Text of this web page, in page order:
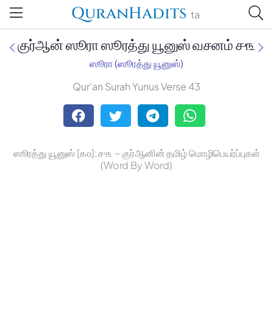
QuranHadits ta
Jan Trust Foundation
Mufti Omar Sheriff Qasimi,
குர்ஆன் ஸூரா ஸூரத்து யூனுஸ் வசனம் ௪௩
ஸூரா (ஸூரத்து யூனுஸ்)
Qur'an Surah Yunus Verse 43
ஸூரத்து யூனுஸ் [௧௦]: ௪௩ ~ குர்ஆனின் தமிழ் மொழிபெயர்ப்புகள்
(Word By Word)